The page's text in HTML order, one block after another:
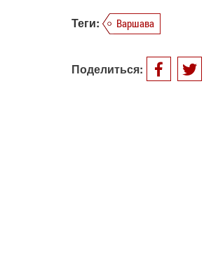
Теги: Варшава
Поделиться: